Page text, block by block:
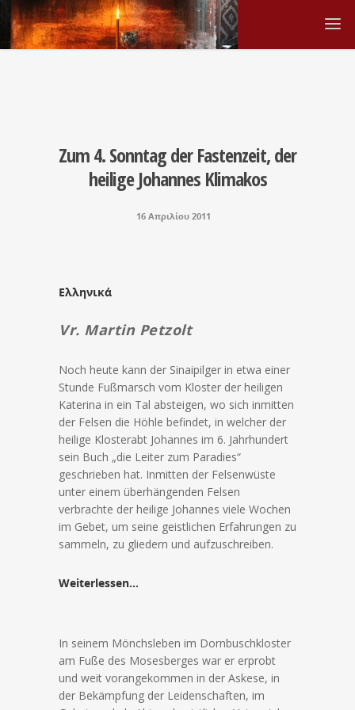
Zum 4. Sonntag der Fastenzeit, der
heilige Johannes Klimakos
16 Απριλίου 2011
Ελληνικά
Vr. Martin Petzolt
Noch heute kann der Sinaipilger in etwa einer
Stunde Fußmarsch vom Kloster der heiligen
Katerina in ein Tal absteigen, wo sich inmitten
der Felsen die Höhle befindet, in welcher der
heilige Klosterabt Johannes im 6. Jahrhundert
sein Buch „die Leiter zum Paradies“
geschrieben hat. Inmitten der Felsenwüste
unter einem überhängenden Felsen
verbrachte der heilige Johannes viele Wochen
im Gebet, um seine geistlichen Erfahrungen zu
sammeln, zu gliedern und aufzuschreiben.
Weiterlessen…
In seinem Mönchsleben im Dornbuschkloster
am Fuße des Mosesberges war er erprobt
und weit vorangekommen in der Askese, in
der Bekämpfung der Leidenschaften, im